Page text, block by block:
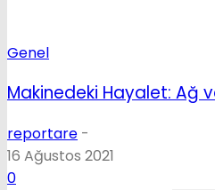
Genel
Makinedeki Hayalet: Ağ
reportare -
16 Ağustos 2021
0